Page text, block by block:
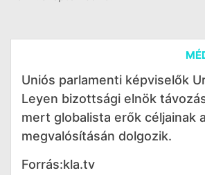
Uniós parlamenti képviselők
Leyen bizottsági elnök
mert globalista erők céljainak a
megvalósításán dolgozik.
Forrás:kla.tv